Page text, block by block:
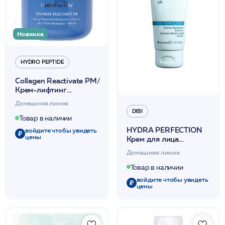
Новинка
HYDRO PEPTIDE
Collagen Reactivate PM/
Крем-лифтинг
активный
коллагеностимулирующий
для ночного
применения 30мл /HP
Домашняя линия
Товар в наличии
войдите чтобы увидеть
цены
DIBI
HYDRA PERFECTION
Крем для лица
30мл /DIBI
Домашняя линия
Товар в наличии
войдите чтобы увидеть
цены